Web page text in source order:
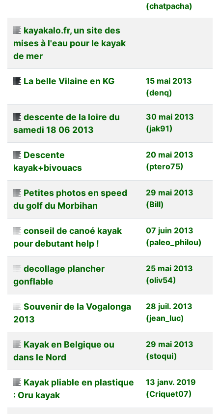
(chatpacha)
kayakalo.fr, un site des
mises à l'eau pour le kayak
de mer
La belle Vilaine en KG
15 mai 2013
(denq)
descente de la loire du
samedi 18 06 2013
30 mai 2013
(jak91)
Descente
kayak+bivouacs
20 mai 2013
(ptero75)
Petites photos en speed
du golf du Morbihan
29 mai 2013
(Bill)
conseil de canoé kayak
pour debutant help !
07 juin 2013
(paleo_philou)
decollage plancher
gonflable
25 mai 2013
(oliv54)
Souvenir de la Vogalonga
2013
28 juil. 2013
(jean_luc)
Kayak en Belgique ou
dans le Nord
29 mai 2013
(stoqui)
Kayak pliable en plastique
: Oru kayak
13 janv. 2019
(Criquet07)